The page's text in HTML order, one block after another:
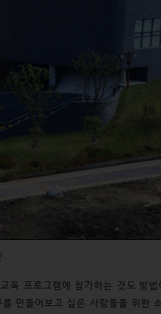
육 프로그램에 참가하는 것도 방
만들어보고 싶은 사람들을 위한